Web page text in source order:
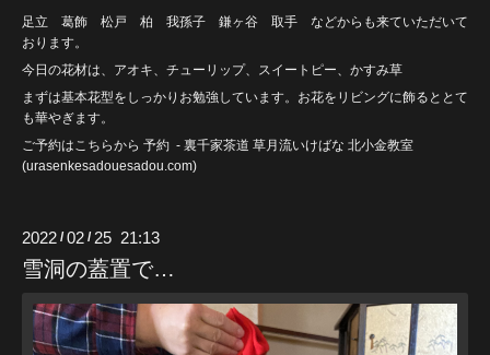
足立 葛飾 松戸 柏 我孫子 鎌ヶ谷 取手 などからも来ていただいて
おります。
今日の花材は、アオキ、チューリップ、スイートピー、かすみ草
まずは基本花型をしっかりお勉強しています。お花をリビングに飾るととて
も華やぎます。
ご予約はこちらから 予約 - 裏千家茶道 草月流いけばな 北小金教室
(urasenkesadouesadou.com)
2022 /02 / 25 21:13
雪洞の蓋置で…